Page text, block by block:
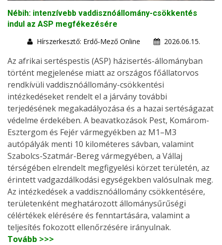
Nébih: intenzívebb vaddisznóállomány-csökkentés
indul az ASP megfékezésére
Hírszerkesztő: Erdő-Mező Online
2026.06.15.
Az afrikai sertéspestis (ASP) házisertés-állományban
történt megjelenése miatt az országos főállatorvos
rendkívüli vaddisznóállomány-csökkentési
intézkedéseket rendelt el a járvány további
terjedésének megakadályozása és a hazai sertéságazat
védelme érdekében. A beavatkozások Pest, Komárom-
Esztergom és Fejér vármegyékben az M1–M3
autópályák menti 10 kilométeres sávban, valamint
Szabolcs-Szatmár-Bereg vármegyében, a Vállaj
térségében elrendelt megfigyelési körzet területén, az
érintett vadgazdálkodási egységekben valósulnak meg.
Az intézkedések a vaddisznóállomány csökkentésére,
területenként meghatározott állománysűrűségi
célértékek elérésére és fenntartására, valamint a
teljesítés fokozott ellenőrzésére irányulnak.
Tovább >>>